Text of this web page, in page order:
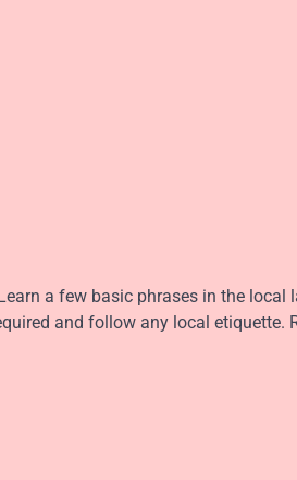
a few basic phrases in the local
and follow any local etiquette.